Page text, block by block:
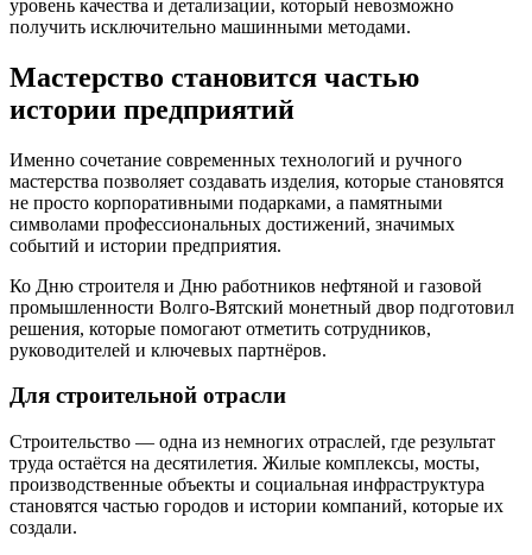
уровень качества и детализации, который невозможно
получить исключительно машинными методами.
Мастерство становится частью
истории предприятий
Именно сочетание современных технологий и ручного
мастерства позволяет создавать изделия, которые становятся
не просто корпоративными подарками, а памятными
символами профессиональных достижений, значимых
событий и истории предприятия.
Ко Дню строителя и Дню работников нефтяной и газовой
промышленности Волго-Вятский монетный двор подготовил
решения, которые помогают отметить сотрудников,
руководителей и ключевых партнёров.
Для строительной отрасли
Строительство — одна из немногих отраслей, где результат
труда остаётся на десятилетия. Жилые комплексы, мосты,
производственные объекты и социальная инфраструктура
становятся частью городов и истории компаний, которые их
создали.